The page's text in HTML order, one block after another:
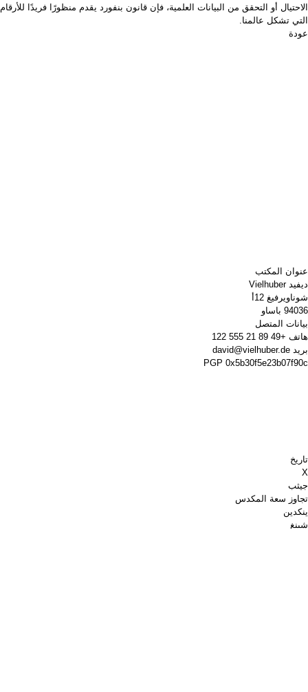
الاحتيال أو التحقق من البيانات العلمية، فإن قانون بنفورد يقدم منظورًا فريدًا للأرقام
التي تشكل عالمنا.
عودة
عنوان المكتب
ديفيد Vielhuber
شوناويرفيغ 12أ
94036 باساو
بيانات المتصل
هاتف +49 89 21 555 122
بريد david@vielhuber.de
PGP 0x5b30f5e23b07f90c
تاريخ
X
جيثب
تجاوز سعة المكدس
ينكدين
شينغ